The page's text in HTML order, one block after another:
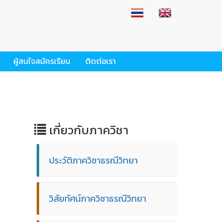
ผู้สนใจสมัครเรียน ติดต่อเรา
เกี่ยวกับภาควิชา
ประวัติภาควิชาธรณีวิทยา
วิสัยทัศน์ภาควิชาธรณีวิทยา